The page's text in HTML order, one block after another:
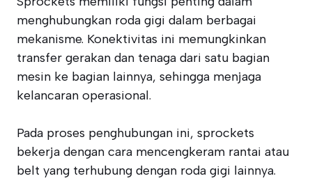
menghubungkan roda gigi dalam berbagai
mekanisme. Konektivitas ini memungkinkan
transfer gerakan dan tenaga dari satu bagian
mesin ke bagian lainnya, sehingga menjaga
kelancaran operasional.
Pada proses penghubungan ini, sprockets
bekerja dengan cara mencengkeram rantai atau
belt yang terhubung dengan roda gigi lainnya.